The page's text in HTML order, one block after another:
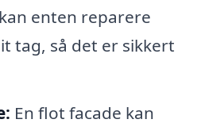
enten reparere
tag, så det er sikkert
En flot facade kan